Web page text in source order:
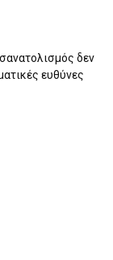
δεν
ευθύνες